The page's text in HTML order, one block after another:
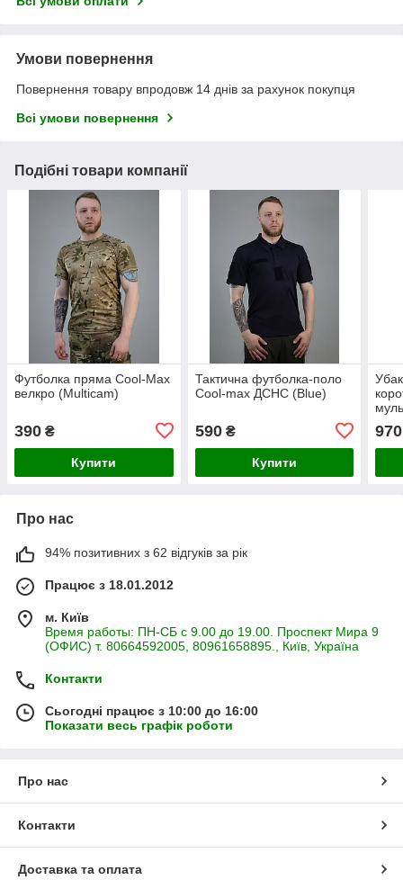
Умови повернення
Повернення товару впродовж 14 днів за рахунок покупця
Всі умови повернення
Подібні товари компанії
Футболка пряма Cool-Max
велкро (Multiсam)
390 ₴
Купити
Тактична футболка-поло
Cool-max ДСНС (Blue)
590₴
Купити
970
Про нас
94% позитивних з 62 відгуків за рік
Працює з 18.01.2012
м. Київ
Время работы: ПН-СБ с 9.00 до 19.00. Проспект Мира 9
(ОФИС) т. 80664592005, 80961658895., Київ, Україна
Контакти
Сьогодні працює з 10:00 до 16:00
Показати весь графік роботи
Про нас
Контакти
Доставка та оплата